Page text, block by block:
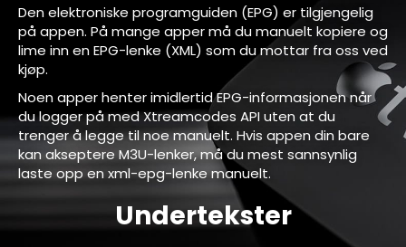
Den elektroniske programguiden (EPG) er tilgjengelig
på appen. På mange apper må du manuelt kopiere og
lime inn en EPG-lenke (XML) som du mottar fra oss ved
kjøp.
Noen apper henter imidlertid EPG-informasjonen når
du logger på med Xtreamcodes API uten at du
trenger å legge til noe manuelt. Hvis appen din bare
kan akseptere M3U-lenker, må du mest sannsynlig
laste opp en xml-epg-lenke manuelt.
Undertekster